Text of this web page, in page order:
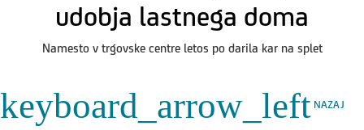
udobja lastnega doma
Namesto v trgovske centre letos po darila kar na splet
keyboard_arrow_left NAZAJ